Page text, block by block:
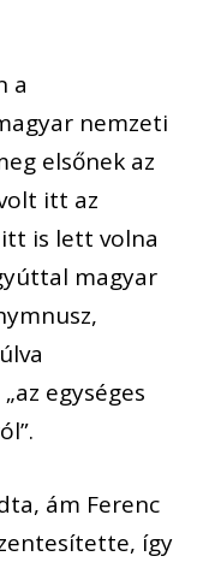
a
nemzeti
elsőnek az
itt az
is lett volna
magyar
egységes
ám Ferenc
így